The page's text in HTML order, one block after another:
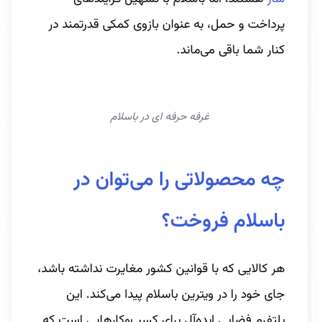
پرداخت و حمل، به عنوان بازوی کمکی قدرتمند در
کنار شما باقی می‌ماند.
غرفه حرفه ای در باسلام
چه محصولاتی را می‌توان در
باسلام فروخت؟
هر کالایی که با قوانین کشور مغایرت نداشته باشد،
جای خود را در ویترین باسلام پیدا می‌کند. این